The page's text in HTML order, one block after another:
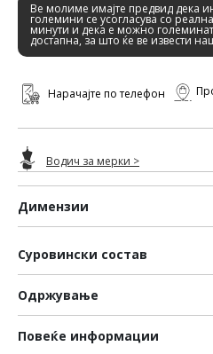
Димензии
Суровински состав
Одржување
Повеќе информации
Ве молиме имајте предвид дека
големини се усогласува со
минути и дека е можно
достапна, за што ќе ве извести
Нарачајте по телефон
Водич за мерки >